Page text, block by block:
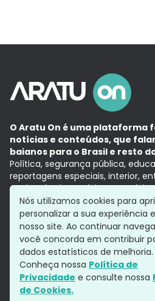
O Aratu On é uma plataforma
notícias e conteúdos, que
baianos para o Brasil e resto
Política, segurança pública,
reportagens especiais, interior,
Aqui, tudo vira notícia e a notícia
com a credibilidade do Grupo
Grupo Aratu
Política de
Siga-nos
Nós utilizamos cookies para
personalizar a sua experiência
nosso site. Ao continuar
você concorda em contribuir
dados estatísticos de melhoria.
Conheça nossa Política de
Privacidade e consulte nossa
de Cookies.